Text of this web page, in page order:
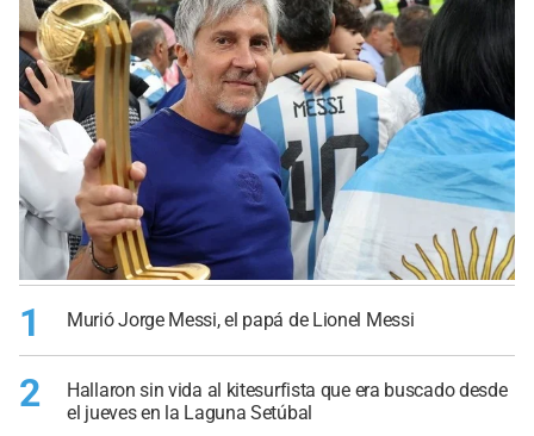
1 Murió Jorge Messi, el papá de Lionel Messi
2
Hallaron sin vida al kitesurfista que era buscado desde
el jueves en la Laguna Setúbal